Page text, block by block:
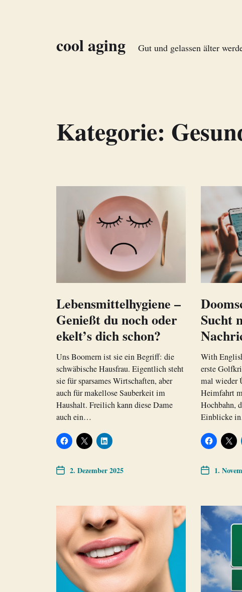
cool aging Gut und gelassen älter
Kategorie:
Lebensmittelhygiene –
Genießt du noch oder
ekelt’s dich schon?
Uns Boomern ist sie ein Begriff: die
schwäbische Hausfrau. Eigentlich steht
sie für sparsames Wirtschaften, aber
auch für makellose Sauberkeit im
Haushalt. Freilich kann diese Dame
auch ein…
2. Dezember 2025
Sucht
With
erste
mal wieder
Heimfahrt
Hochbahn,
Einblicke
1.